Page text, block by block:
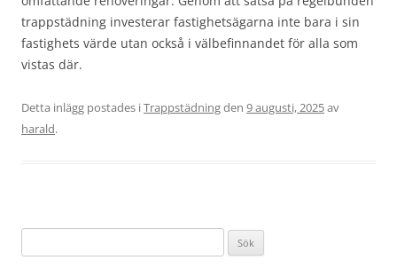
trappstädning investerar fastighetsägarna inte bara i sin
fastighets värde utan också i välbefinnandet för alla som
vistas där.
Detta inlägg postades iTrappstädningden 9 augusti, 2025av
harald.
efter: